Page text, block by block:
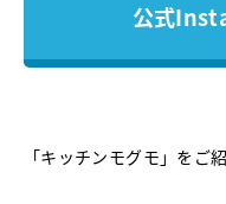
公式
「キッチンモグモ」をご